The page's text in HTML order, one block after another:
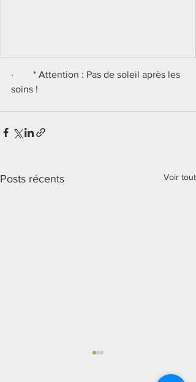
·        * Attention : Pas de soleil après les
soins !
Posts récents Voir tout